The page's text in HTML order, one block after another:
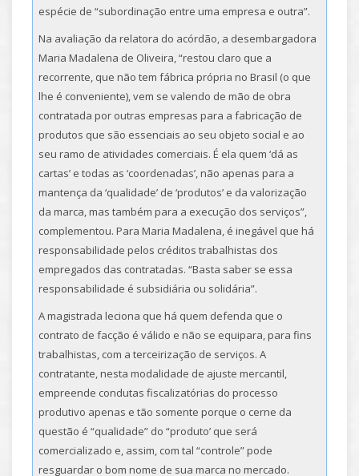
espécie de “subordinação entre uma empresa e outra”.
Na avaliação da relatora do acórdão, a desembargadora
Maria Madalena de Oliveira, “restou claro que a
recorrente, que não tem fábrica própria no Brasil (o que
lhe é conveniente), vem se valendo de mão de obra
contratada por outras empresas para a fabricação de
produtos que são essenciais ao seu objeto social e ao
seu ramo de atividades comerciais. É ela quem ‘dá as
cartas’ e todas as ‘coordenadas’, não apenas para a
mantença da ‘qualidade’ de ‘produtos’ e da valorização
da marca, mas também para a execução dos serviços”,
complementou. Para Maria Madalena, é inegável que há
responsabilidade pelos créditos trabalhistas dos
empregados das contratadas. “Basta saber se essa
responsabilidade é subsidiária ou solidária”.
A magistrada leciona que há quem defenda que o
contrato de facção é válido e não se equipara, para fins
trabalhistas, com a terceirização de serviços. A
contratante, nesta modalidade de ajuste mercantil,
empreende condutas fiscalizatórias do processo
produtivo apenas e tão somente porque o cerne da
questão é “qualidade” do “produto’ que será
comercializado e, assim, com tal “controle” pode
resguardar o bom nome de sua marca no mercado.